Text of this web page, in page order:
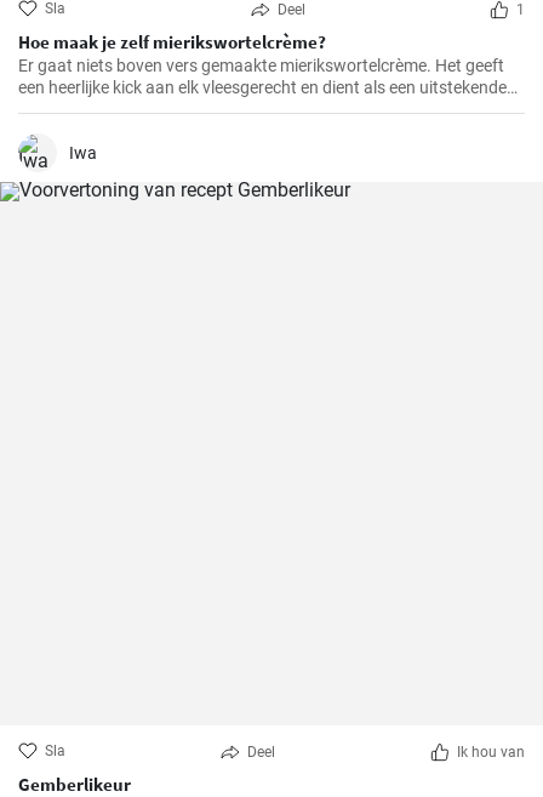
Sla Deel 1
Hoe maak je zelf mierikswortelcrème?
Er gaat niets boven vers gemaakte mierikswortelcrème. Het geeft
een heerlijke kick aan elk vleesgerecht en dient als een uitstekende
smaakmaker voor sandwiches.
Iwa
Sla Deel Ik hou van
Gemberlikeur